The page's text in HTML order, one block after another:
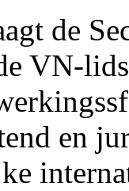
de
VN-
en